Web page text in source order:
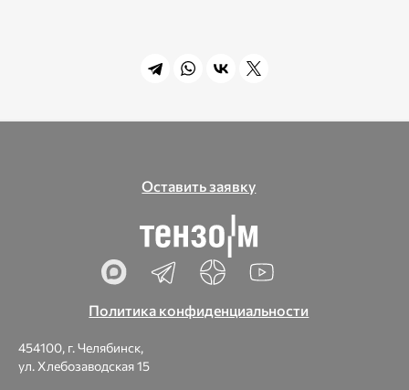
Оставить заявку
Политика конфиденциальности
454100, г. Челябинск,
ул. Хлебозаводская 15